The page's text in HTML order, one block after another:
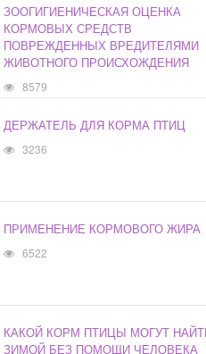
ЗООГИГИЕНИЧЕСКАЯ ОЦЕНКА
КОРМОВЫХ СРЕДСТВ
ПОВРЕЖДЕННЫХ ВРЕДИТЕЛЯМИ
ЖИВОТНОГО ПРОИСХОЖДЕНИЯ
8579
ДЕРЖАТЕЛЬ ДЛЯ КОРМА ПТИЦ
3236
ПРИМЕНЕНИЕ КОРМОВОГО ЖИРА
6522
КАКОЙ КОРМ ПТИЦЫ МОГУТ
ЗИМОЙ БЕЗ ПОМОЩИ ЧЕЛОВЕКА